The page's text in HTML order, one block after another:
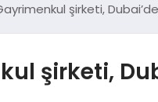
şirketi,
şirketi,